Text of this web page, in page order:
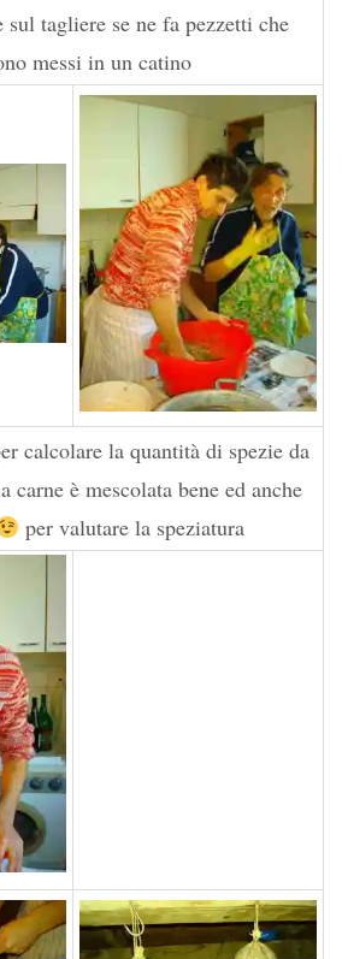
sul tagliere se ne fa pezzetti che
messi in un catino
calcolare la quantità di spezie da
carne è mescolata bene ed anche
per valutare la speziatura